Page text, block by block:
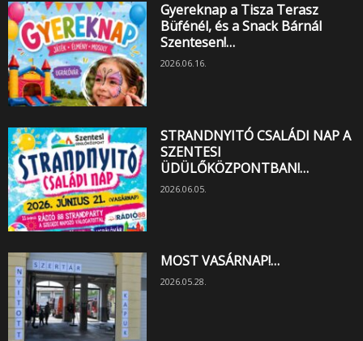
Gyereknap a Tisza Terasz
Büfénél, és a Snack Bárnál
Szentesen!…
2026.06.16.
STRANDNYITÓ CSALÁDI NAP A
SZENTESI
ÜDÜLŐKÖZPONTBAN!…
2026.06.05.
MOST VASÁRNAP!…
2026.05.28.